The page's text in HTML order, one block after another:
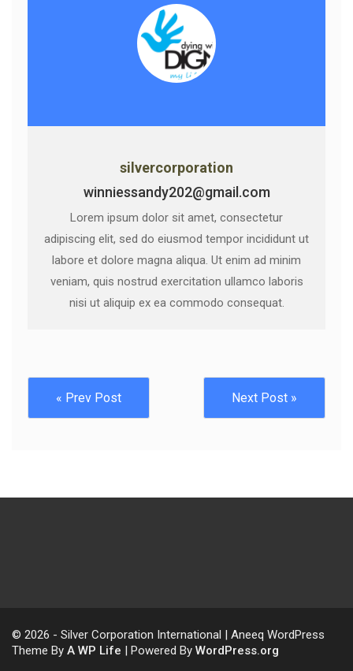
silvercorporation
winniessandy202@gmail.com
Lorem ipsum dolor sit amet, consectetur
adipiscing elit, sed do eiusmod tempor incididunt ut
labore et dolore magna aliqua. Ut enim ad minim
veniam, quis nostrud exercitation ullamco laboris
nisi ut aliquip ex ea commodo consequat.
« Prev Post Next Post »
© 2026 - Silver Corporation International | Aneeq WordPress
Theme By A WP Life | Powered By WordPress.org